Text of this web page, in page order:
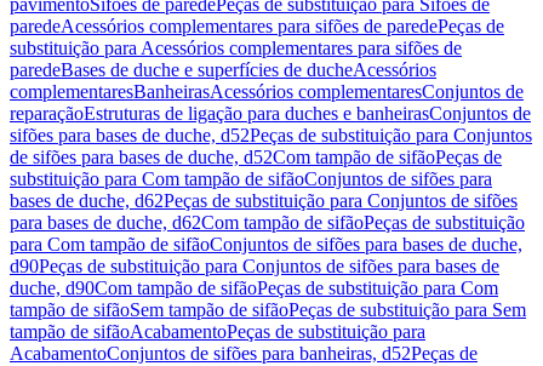
pavimentoSifões de paredePeças de substituição para Sifões de
paredeAcessórios complementares para sifões de paredePeças de
substituição para Acessórios complementares para sifões de
paredeBases de duche e superfícies de ducheAcessórios
complementaresBanheirasAcessórios complementaresConjuntos de
reparaçãoEstruturas de ligação para duches e banheirasConjuntos de
sifões para bases de duche, d52Peças de substituição para Conjuntos
de sifões para bases de duche, d52Com tampão de sifãoPeças de
substituição para Com tampão de sifãoConjuntos de sifões para
bases de duche, d62Peças de substituição para Conjuntos de sifões
para bases de duche, d62Com tampão de sifãoPeças de substituição
para Com tampão de sifãoConjuntos de sifões para bases de duche,
d90Peças de substituição para Conjuntos de sifões para bases de
duche, d90Com tampão de sifãoPeças de substituição para Com
tampão de sifãoSem tampão de sifãoPeças de substituição para Sem
tampão de sifãoAcabamentoPeças de substituição para
AcabamentoConjuntos de sifões para banheiras, d52Peças de